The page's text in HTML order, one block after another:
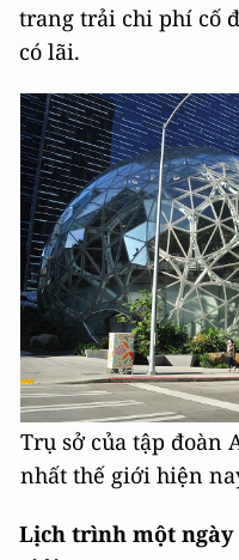
trang trải chi phí cố
có lãi.
Trụ sở của tập đoàn
nhất thế giới hiện
Lịch trình một